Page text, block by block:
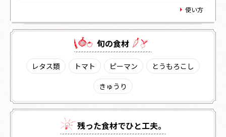
使い方
旬の⾷材
レタス類 トマト ピーマン
とうもろこし
きゅうり
残った⾷材でひと⼯夫。